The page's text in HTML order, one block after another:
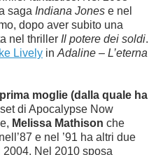
saga Indiana Jones e nel
dopo aver subito una
nel thriller Il potere dei soldi.
Lively in Adaline – L’eterna
moglie (dalla quale ha
di Apocalypse Now
Melissa Mathison che
e nel ’91 ha altri due
Nel 2010 sposa